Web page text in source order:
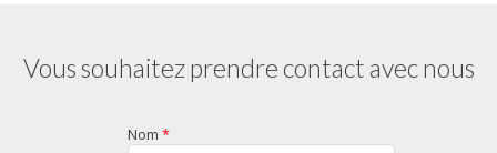
Vous souhaitez prendre contact avec nous
Nom *